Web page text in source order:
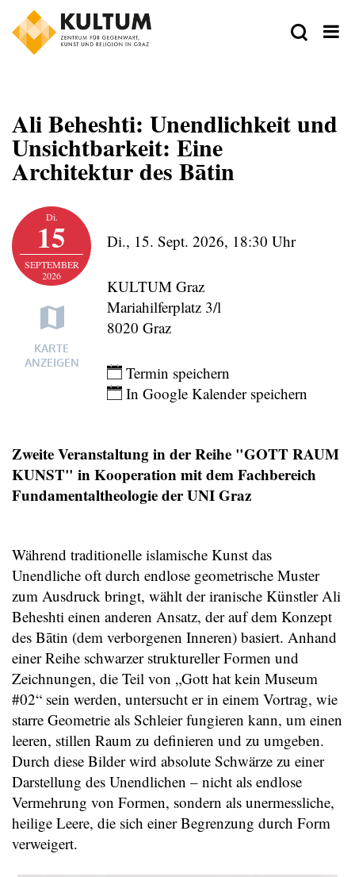
Ali Beheshti: Unendlichkeit und
Unsichtbarkeit: Eine
Architektur des Bātin
Di.
15
SEPTEMBER
2026
KARTE
ANZEIGEN
Di., 15. Sept. 2026, 18:30 Uhr
KULTUM Graz
Mariahilferplatz 3/l
8020 Graz
Termin speichern
In Google Kalender speichern
Zweite Veranstaltung in der Reihe "GOTT RAUM
KUNST" in Kooperation mit dem Fachbereich
Fundamentaltheologie der UNI Graz
Während traditionelle islamische Kunst das
Unendliche oft durch endlose geometrische Muster
zum Ausdruck bringt, wählt der iranische Künstler Ali
Beheshti einen anderen Ansatz, der auf dem Konzept
des Bātin (dem verborgenen Inneren) basiert. Anhand
einer Reihe schwarzer struktureller Formen und
Zeichnungen, die Teil von „Gott hat kein Museum
#02“ sein werden, untersucht er in einem Vortrag, wie
starre Geometrie als Schleier fungieren kann, um einen
leeren, stillen Raum zu definieren und zu umgeben.
Durch diese Bilder wird absolute Schwärze zu einer
Darstellung des Unendlichen – nicht als endlose
Vermehrung von Formen, sondern als unermessliche,
heilige Leere, die sich einer Begrenzung durch Form
verweigert.